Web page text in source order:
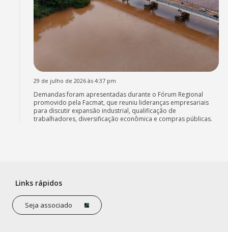
29 de julho de 2026 às 4:37 pm
Demandas foram apresentadas durante o Fórum Regional
promovido pela Facmat, que reuniu lideranças empresariais
para discutir expansão industrial, qualificação de
trabalhadores, diversificação econômica e compras públicas.
Links rápidos
Seja associado